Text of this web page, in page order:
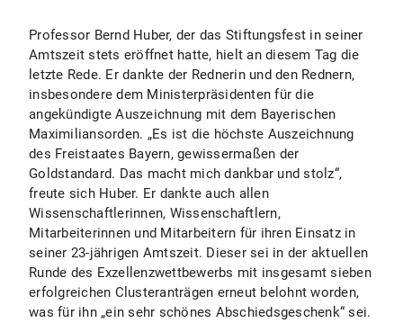
Professor Bernd Huber, der das Stiftungsfest in seiner
Amtszeit stets eröffnet hatte, hielt an diesem Tag die
letzte Rede. Er dankte der Rednerin und den Rednern,
insbesondere dem Ministerpräsidenten für die
angekündigte Auszeichnung mit dem Bayerischen
Maximiliansorden. „Es ist die höchste Auszeichnung
des Freistaates Bayern, gewissermaßen der
Goldstandard. Das macht mich dankbar und stolz“,
freute sich Huber. Er dankte auch allen
Wissenschaftlerinnen, Wissenschaftlern,
Mitarbeiterinnen und Mitarbeitern für ihren Einsatz in
seiner 23-jährigen Amtszeit. Dieser sei in der aktuellen
Runde des Exzellenzwettbewerbs mit insgesamt sieben
erfolgreichen Clusteranträgen erneut belohnt worden,
was für ihn „ein sehr schönes Abschiedsgeschenk“ sei.